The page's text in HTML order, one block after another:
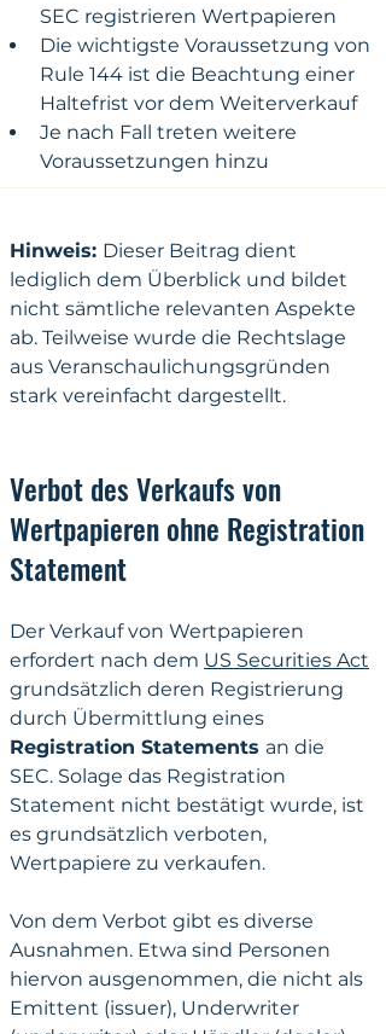
SEC registrieren Wertpapieren
Die wichtigste Voraussetzung von
Rule 144 ist die Beachtung einer
Haltefrist vor dem Weiterverkauf
Je nach Fall treten weitere
Voraussetzungen hinzu
Hinweis: Dieser Beitrag dient
lediglich dem Überblick und bildet
nicht sämtliche relevanten Aspekte
ab. Teilweise wurde die Rechtslage
aus Veranschaulichungsgründen
stark vereinfacht dargestellt.
Verbot des Verkaufs von
Wertpapieren ohne Registration
Statement
Der Verkauf von Wertpapieren
erfordert nach dem US Securities Act
grundsätzlich deren Registrierung
durch Übermittlung eines
Registration Statements an die
SEC. Solage das Registration
Statement nicht bestätigt wurde, ist
es grundsätzlich verboten,
Wertpapiere zu verkaufen.
Von dem Verbot gibt es diverse
Ausnahmen. Etwa sind Personen
hiervon ausgenommen, die nicht als
Emittent (issuer), Underwriter